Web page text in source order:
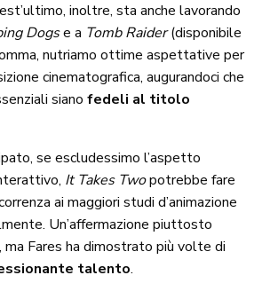
inoltre, sta anche lavorando
Dogse a Tomb Raider(disponibile
nutriamo ottime aspettative per
cinematografica, augurandoci che
sianofedeli al titolo
se escludessimo l’aspetto
It Takes Twopotrebbe fare
ai maggiori studi d’animazione
Un’affermazione piuttosto
Fares ha dimostrato più volte di
talento.